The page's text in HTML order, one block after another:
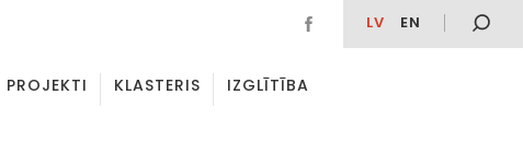
LV EN
PROJEKTI KLASTERIS IZGLĪTĪBA